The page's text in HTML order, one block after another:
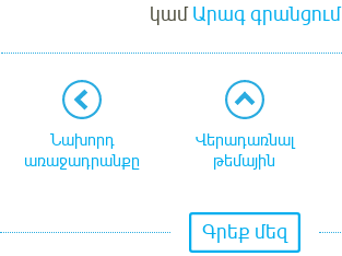
կամԱրագ գրանցում
Նախորդ
առաջադրանքը
Վերադառնալ
թեմային
Գրեք մեզ